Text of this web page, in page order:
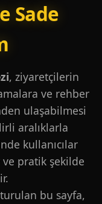
Sade
, ziyaretçilerin
ve rehber
ulaşabilmesi
aralıklarla
kullanıcılar
pratik şekilde
bu sayfa,